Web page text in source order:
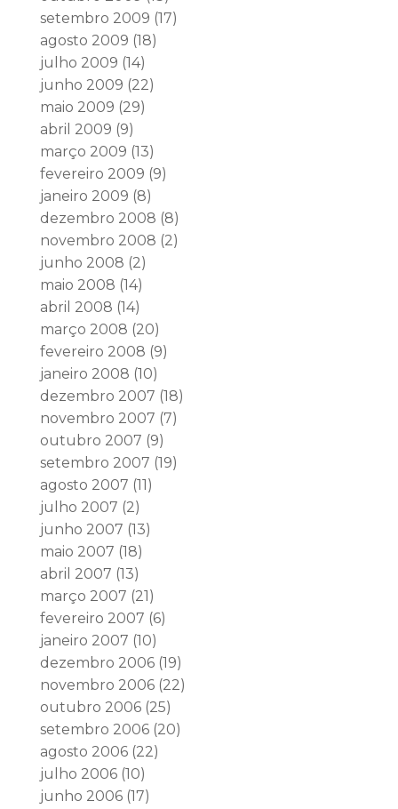
setembro 2009 (17)
agosto 2009 (18)
julho 2009 (14)
junho 2009 (22)
maio 2009 (29)
abril 2009 (9)
março 2009 (13)
fevereiro 2009 (9)
janeiro 2009 (8)
dezembro 2008 (8)
novembro 2008 (2)
junho 2008 (2)
maio 2008 (14)
abril 2008 (14)
março 2008 (20)
fevereiro 2008 (9)
janeiro 2008 (10)
dezembro 2007 (18)
novembro 2007 (7)
outubro 2007 (9)
setembro 2007 (19)
agosto 2007 (11)
julho 2007 (2)
junho 2007 (13)
maio 2007 (18)
abril 2007 (13)
março 2007 (21)
fevereiro 2007 (6)
janeiro 2007 (10)
dezembro 2006(19)
novembro 2006(22)
outubro 2006(25)
setembro 2006(20)
agosto 2006(22)
julho 2006(10)
junho 2006(17)